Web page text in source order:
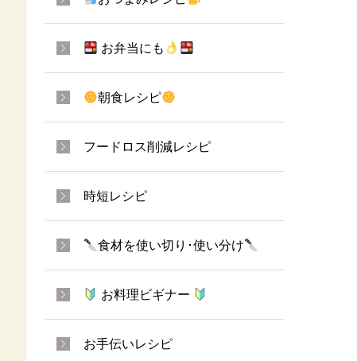
お弁当にも
朝食レシピ
フードロス削減レシピ
時短レシピ
食材を使い切り･使い分け
お料理ビギナー
お手伝いレシピ